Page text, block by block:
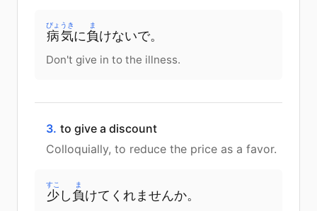
病気
びょうき
に負
ま
けないで。
Don't give in to the illness.
3. to give a discount
Colloquially, to reduce the price as a favor.
少
すこ
し 負
ま
けて くれませんか。